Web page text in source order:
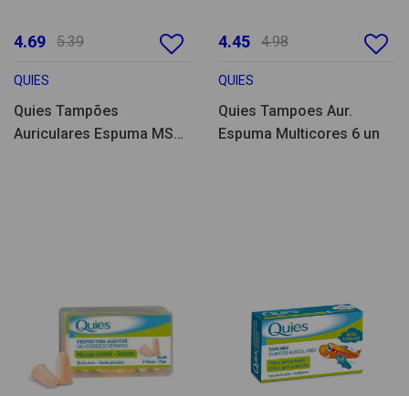
4.69 5.39
QUIES
Quies Tampões
Auriculares Espuma MS1
4.45 4.98
QUIES
Quies Tampoes Aur.
Espuma Multicores 6 un